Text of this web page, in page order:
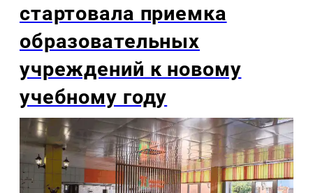
стартовала приемка
образовательных
учреждений к новому
учебному году